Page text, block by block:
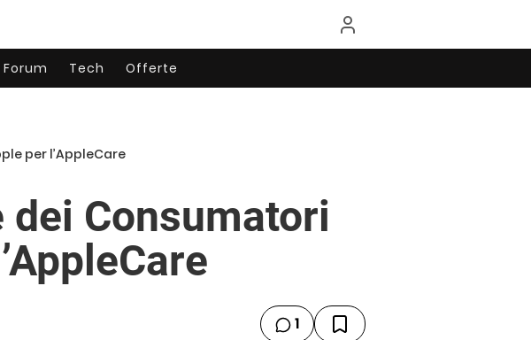
Forum Tech Offerte
per l’AppleCare
dei Consumatori
1